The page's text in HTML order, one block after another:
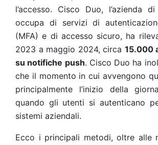
l’accesso. Cisco Duo, l’azienda
occupa di servizi di
(MFA) e di accesso sicuro, ha
2023 a maggio 2024, circa 15.000
su notifiche push. Cisco Duo ha
che il momento in cui avvengono
principalmente l’inizio della
quando gli utenti si autenticano
sistemi aziendali.
Ecco i principali metodi, oltre alle